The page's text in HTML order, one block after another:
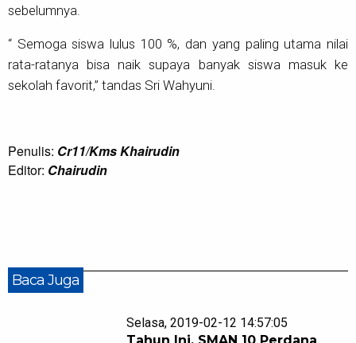
sebelumnya.
“ Semoga siswa lulus 100 %, dan yang paling utama nilai
rata-ratanya bisa naik supaya banyak siswa masuk ke
sekolah favorit,” tandas Sri Wahyuni.
Penulis: Cr11/Kms Khairudin
Editor: Chairudin
Baca Juga
Selasa, 2019-02-12 14:57:05